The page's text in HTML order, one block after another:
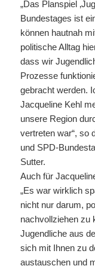
„Das Planspiel
Bundestages ist
können hautnah
politische Alltag
dass wir
Prozesse
gebracht werden.
Jacqueline Kehl
unsere Region
vertreten war“, so
und SPD-
Sutter.
Auch für
„Es war wirklich
nicht nur darum,
nachvollziehen zu
Jugendliche aus
sich mit Ihnen zu
austauschen und